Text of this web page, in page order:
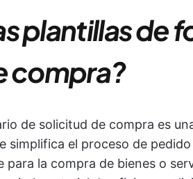
plantillas de
compra?
de solicitud de compra es
simplifica el proceso de
para la compra de bienes o